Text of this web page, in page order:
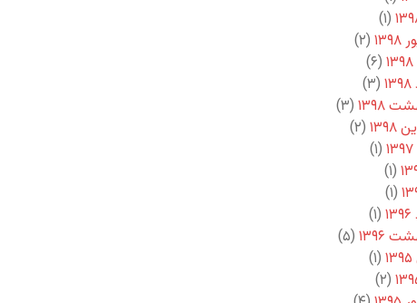
(۱)
(۲)
(۶)
(۳)
۱۳۹۸
(۳)
(۲)
(۱)
(۱)
(۱)
(۱)
۱۳۹۶
(۵)
(۱)
(۲)